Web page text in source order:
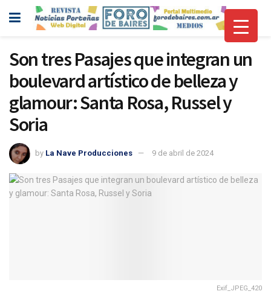
Son tres Pasajes que integran un
boulevard artístico de belleza y
glamour: Santa Rosa, Russel y
Soria
by La Nave Producciones 9 de abril de 2024
Exif_JPEG_420